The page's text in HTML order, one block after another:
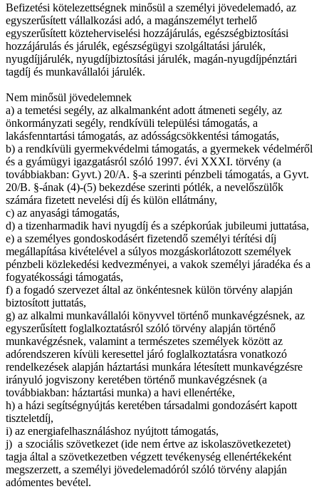
Befizetési kötelezettségnek minősül a személyi jövedelemadó, az
egyszerűsített vállalkozási adó, a magánszemélyt terhelő
egyszerűsített közteherviselési hozzájárulás, egészségbiztosítási
hozzájárulás és járulék, egészségügyi szolgáltatási járulék,
nyugdíjjárulék, nyugdíjbiztosítási járulék, magán-nyugdíjpénztári
tagdíj és munkavállalói járulék.
Nem minősül jövedelemnek
a) a temetési segély, az alkalmanként adott átmeneti segély, az
önkormányzati segély, rendkívüli települési támogatás, a
lakásfenntartási támogatás, az adósságcsökkentési támogatás,
b) a rendkívüli gyermekvédelmi támogatás, a gyermekek védelméről
és a gyámügyi igazgatásról szóló 1997. évi XXXI. törvény (a
továbbiakban: Gyvt.) 20/A. §-a szerinti pénzbeli támogatás, a Gyvt.
20/B. §-ának (4)-(5) bekezdése szerinti pótlék, a nevelőszülők
számára fizetett nevelési díj és külön ellátmány,
c) az anyasági támogatás,
d) a tizenharmadik havi nyugdíj és a szépkorúak jubileumi juttatása,
e) a személyes gondoskodásért fizetendő személyi térítési díj
megállapítása kivételével a súlyos mozgáskorlátozott személyek
pénzbeli közlekedési kedvezményei, a vakok személyi járadéka és a
fogyatékossági támogatás,
f) a fogadó szervezet által az önkéntesnek külön törvény alapján
biztosított juttatás,
g) az alkalmi munkavállalói könyvvel történő munkavégzésnek, az
egyszerűsített foglalkoztatásról szóló törvény alapján történő
munkavégzésnek, valamint a természetes személyek között az
adórendszeren kívüli keresettel járó foglalkoztatásra vonatkozó
rendelkezések alapján háztartási munkára létesített munkavégzésre
irányuló jogviszony keretében történő munkavégzésnek (a
továbbiakban: háztartási munka) a havi ellenértéke,
h) a házi segítségnyújtás keretében társadalmi gondozásért kapott
tiszteletdíj,
i) az energiafelhasználáshoz nyújtott támogatás,
j) a szociális szövetkezet (ide nem értve az iskolaszövetkezetet)
tagja által a szövetkezetben végzett tevékenység ellenértékeként
megszerzett, a személyi jövedelemadóról szóló törvény alapján
adómentes bevétel.